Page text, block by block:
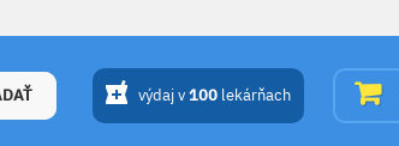
výdaj v100 lekárňach